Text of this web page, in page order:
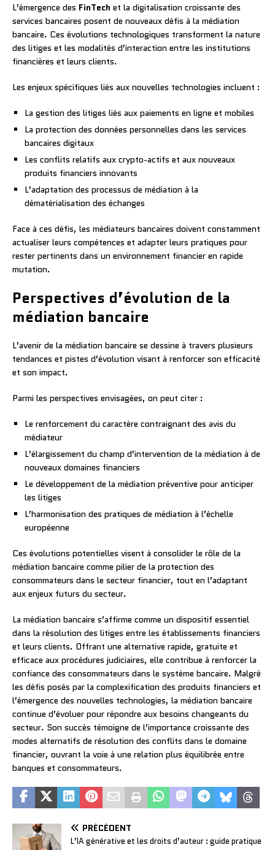
L’émergence des FinTech et la digitalisation croissante des
services bancaires posent de nouveaux défis à la médiation
bancaire. Ces évolutions technologiques transforment la nature
des litiges et les modalités d’interaction entre les institutions
financières et leurs clients.
Les enjeux spécifiques liés aux nouvelles technologies incluent :
La gestion des litiges liés aux paiements en ligne et mobiles
La protection des données personnelles dans les services
bancaires digitaux
Les conflits relatifs aux crypto-actifs et aux nouveaux
produits financiers innovants
L’adaptation des processus de médiation à la
dématérialisation des échanges
Face à ces défis, les médiateurs bancaires doivent constamment
actualiser leurs compétences et adapter leurs pratiques pour
rester pertinents dans un environnement financier en rapide
mutation.
Perspectives d’évolution de la
médiation bancaire
L’avenir de la médiation bancaire se dessine à travers plusieurs
tendances et pistes d’évolution visant à renforcer son efficacité
et son impact.
Parmi les perspectives envisagées, on peut citer :
Le renforcement du caractère contraignant des avis du
médiateur
L’élargissement du champ d’intervention de la médiation à de
nouveaux domaines financiers
Le développement de la médiation préventive pour anticiper
les litiges
L’harmonisation des pratiques de médiation à l’échelle
européenne
Ces évolutions potentielles visent à consolider le rôle de la
médiation bancaire comme pilier de la protection des
consommateurs dans le secteur financier, tout en l’adaptant
aux enjeux futurs du secteur.
La médiation bancaire s’affirme comme un dispositif essentiel
dans la résolution des litiges entre les établissements financiers
et leurs clients. Offrant une alternative rapide, gratuite et
efficace aux procédures judiciaires, elle contribue à renforcer la
confiance des consommateurs dans le système bancaire. Malgré
les défis posés par la complexification des produits financiers et
l’émergence des nouvelles technologies, la médiation bancaire
continue d’évoluer pour répondre aux besoins changeants du
secteur. Son succès témoigne de l’importance croissante des
modes alternatifs de résolution des conflits dans le domaine
financier, ouvrant la voie à une relation plus équilibrée entre
banques et consommateurs.
PRÉCÉDENT
L’IA générative et les droits d’auteur : guide pratique